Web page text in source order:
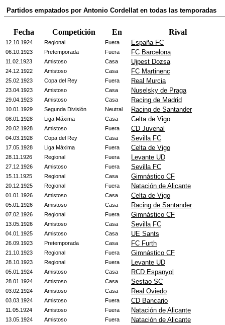
Partidos empatados por Antonio Cordellat en todas las temporadas
Fecha Competición En Rival
12.10.1924 Regional Fuera España FC
06.10.1923 Pretemporada Fuera FC Barcelona
11.02.1923 Amistoso Casa Ujpest Dozsa
24.12.1922 Amistoso Casa FC Martinenc
25.02.1923 Copa del Rey Fuera Real Murcia
23.04.1923 Amistoso Casa Nuselsky de Praga
29.04.1923 Amistoso Casa Racing de Madrid
10.01.1929 Segunda División Neutral Racing de Santander
08.01.1928 Liga Máxima Casa Celta de Vigo
20.02.1928 Amistoso Fuera CD Juvenal
04.03.1928 Copa del Rey Casa Sevilla FC
17.05.1928 Liga Máxima Fuera Celta de Vigo
28.11.1926 Regional Fuera Levante UD
27.12.1926 Amistoso Fuera Sevilla FC
15.11.1925 Regional Casa Gimnástico CF
20.12.1925 Regional Fuera Natación de Alicante
01.01.1926 Amistoso Casa Celta de Vigo
05.01.1926 Amistoso Casa Racing de Santander
07.02.1926 Regional Fuera Gimnástico CF
13.05.1926 Amistoso Casa Sevilla FC
04.01.1925 Amistoso Casa UE Sants
26.09.1923 Pretemporada Casa FC Furth
21.10.1923 Regional Fuera Gimnástico CF
28.10.1923 Regional Fuera Levante UD
05.01.1924 Amistoso Casa RCD Espanyol
28.01.1924 Amistoso Casa Sestao SC
03.02.1924 Amistoso Casa Real Oviedo
03.03.1924 Amistoso Fuera CD Bancario
11.05.1924 Amistoso Fuera Natación de Alicante
13.05.1924 Amistoso Fuera Natación de Alicante